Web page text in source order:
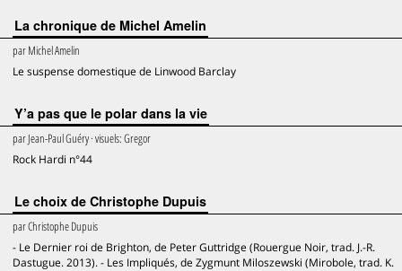
La chronique de Michel Amelin
parMichel Amelin
Le suspense domestique de Linwood Barclay
Y’a pas que le polar dans la vie
parJean-Paul Guéry· visuels:Gregor
Rock Hardi n°44
Le choix de Christophe Dupuis
parChristophe Dupuis
- Le Dernier roi de Brighton, de Peter Guttridge (Rouergue Noir, trad. J.-R.
Dastugue. 2013). - Les Impliqués, de Zygmunt Miloszewski (Mirobole, trad. K.